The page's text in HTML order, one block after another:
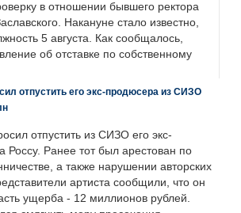
в отношении бывшего ректора
Накануне стало известно,
5 августа. Как сообщалось,
об отставке по собственному
отпустить его экс-продюсера из СИЗО
отпустить из СИЗО его экс-
Ранее тот был арестован по
а также нарушении авторских
артиста сообщили, что он
ущерба - 12 миллионов рублей.